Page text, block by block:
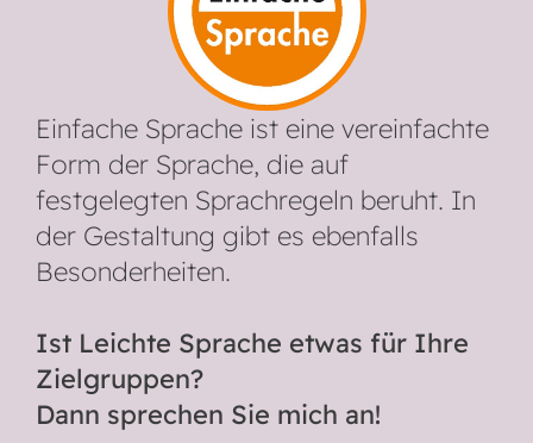
Einfache Sprache ist eine vereinfachte
Form der Sprache, die auf
festgelegten Sprachregeln beruht. In
der Gestaltung gibt es ebenfalls
Besonderheiten.
Ist Leichte Sprache etwas für Ihre
Zielgruppen?
Dann sprechen Sie mich an!